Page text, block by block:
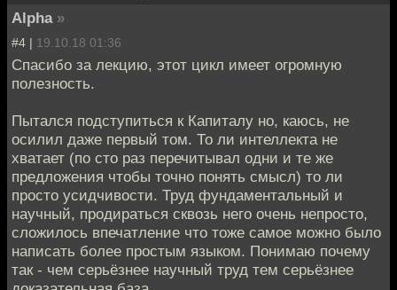
Alpha »
#4 | 19.10.18 01:36
Спасибо за лекцию, этот цикл имеет огромную
полезность.
Пытался подступиться к Капиталу но, каюсь, не
осилил даже первый том. То ли интеллекта не
хватает (по сто раз перечитывал одни и те же
предложения чтобы точно понять смысл) то ли
просто усидчивости. Труд фундаментальный и
научный, продираться сквозь него очень непросто,
сложилось впечатление что тоже самое можно было
написать более простым языком. Понимаю почему
так - чем серьёзнее научный труд тем серьёзнее